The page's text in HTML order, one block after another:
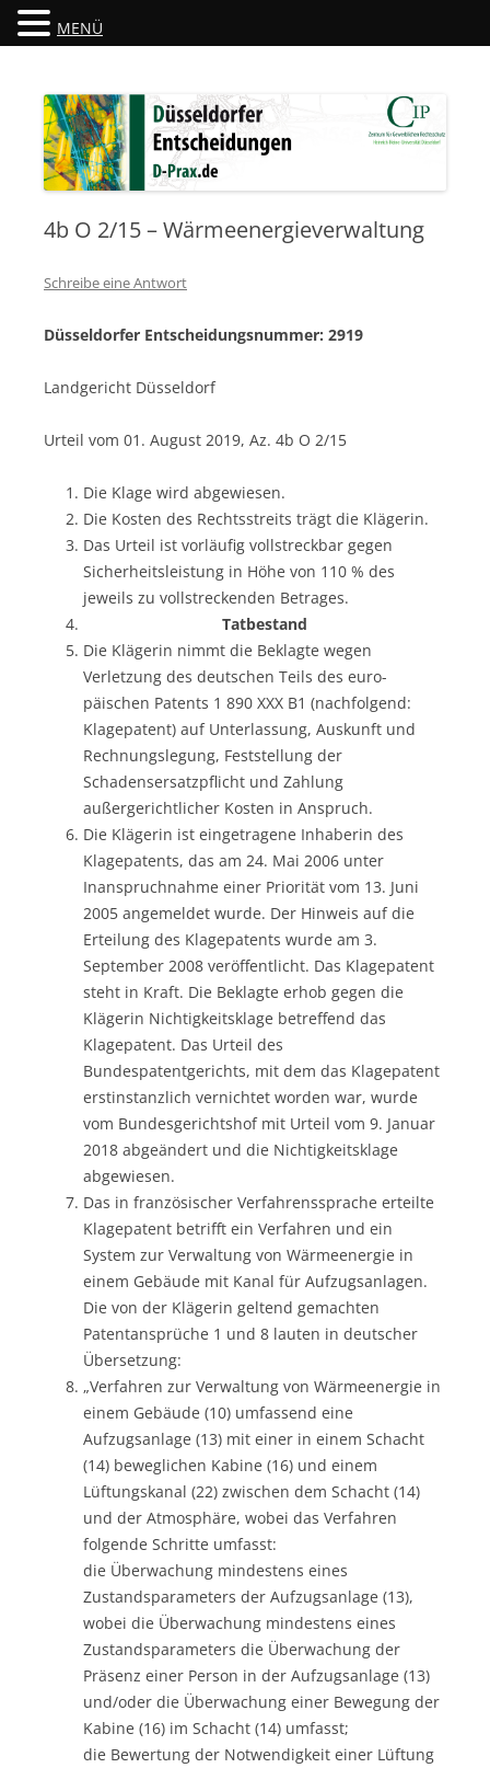
Düsseldorfer Entscheidungen
4b O 2/15 – Wärmeenergieverwaltung
Schreibe eine Antwort
Düsseldorfer Entscheidungsnummer: 2919
Landgericht Düsseldorf
Urteil vom 01. August 2019, Az. 4b O 2/15
Die Klage wird abgewiesen.
Die Kosten des Rechtsstreits trägt die Klägerin.
Das Urteil ist vorläufig vollstreckbar gegen
Sicherheitsleistung in Höhe von 110 % des
jeweils zu vollstreckenden Betrages.
Tatbestand
Die Klägerin nimmt die Beklagte wegen
Verletzung des deutschen Teils des euro-
päischen Patents 1 890 XXX B1 (nachfolgend:
Klagepatent) auf Unterlassung, Auskunft und
Rechnungslegung, Feststellung der
Schadensersatzpflicht und Zahlung
außergerichtlicher Kosten in Anspruch.
Die Klägerin ist eingetragene Inhaberin des
Klagepatents, das am 24. Mai 2006 unter
Inanspruchnahme einer Priorität vom 13. Juni
2005 angemeldet wurde. Der Hinweis auf die
Erteilung des Klagepatents wurde am 3.
September 2008 veröffentlicht. Das Klagepatent
steht in Kraft. Die Beklagte erhob gegen die
Klägerin Nichtigkeitsklage betreffend das
Klagepatent. Das Urteil des
Bundespatentgerichts, mit dem das Klagepatent
erstinstanzlich vernichtet worden war, wurde
vom Bundesgerichtshof mit Urteil vom 9. Januar
2018 abgeändert und die Nichtigkeitsklage
abgewiesen.
Das in französischer Verfahrenssprache erteilte
Klagepatent betrifft ein Verfahren und ein
System zur Verwaltung von Wärmeenergie in
einem Gebäude mit Kanal für Aufzugsanlagen.
Die von der Klägerin geltend gemachten
Patentansprüche 1 und 8 lauten in deutscher
Übersetzung:
„Verfahren zur Verwaltung von Wärmeenergie in
einem Gebäude (10) umfassend eine
Aufzugsanlage (13) mit einer in einem Schacht
(14) beweglichen Kabine (16) und einem
Lüftungskanal (22) zwischen dem Schacht (14)
und der Atmosphäre, wobei das Verfahren
folgende Schritte umfasst:
die Überwachung mindestens eines
Zustandsparameters der Aufzugsanlage (13),
wobei die Überwachung mindestens eines
Zustandsparameters die Überwachung der
Präsenz einer Person in der Aufzugsanlage (13)
und/oder die Überwachung einer Bewegung der
Kabine (16) im Schacht (14) umfasst;
die Bewertung der Notwendigkeit einer Lüftung
MENÜ